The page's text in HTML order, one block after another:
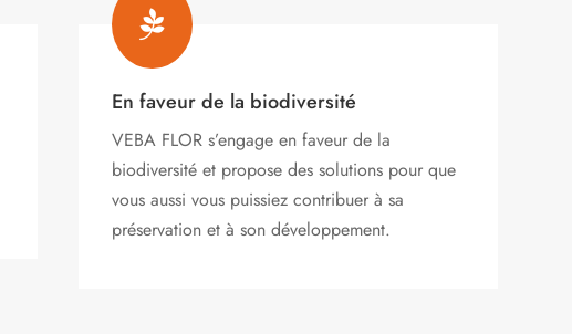

En faveur de la biodiversité
VEBA FLOR s’engage en faveur de la
biodiversité et propose des solutions pour que
vous aussi vous puissiez contribuer à sa
préservation et à son développement.